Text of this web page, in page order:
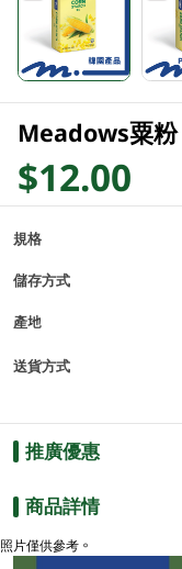
Meadows粟粉
$12.00
規格
儲存方式
產地
送貨方式
推廣優惠
商品詳情
照片僅供參考。